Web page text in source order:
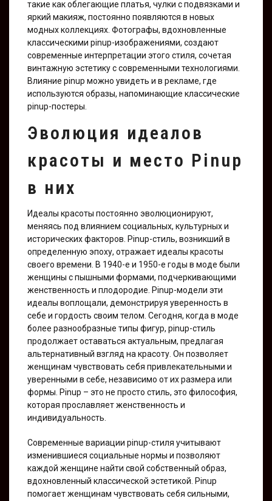
такие как облегающие платья, чулки с подвязками и
яркий макияж, постоянно появляются в новых
модных коллекциях. Фотографы, вдохновленные
классическими pinup-изображениями, создают
современные интерпретации этого стиля, сочетая
винтажную эстетику с современными технологиями.
Влияние pinup можно увидеть и в рекламе, где
используются образы, напоминающие классические
pinup-постеры.
Эволюция идеалов
красоты и место Pinup
в них
Идеалы красоты постоянно эволюционируют,
меняясь под влиянием социальных, культурных и
исторических факторов. Pinup-стиль, возникший в
определенную эпоху, отражает идеалы красоты
своего времени. В 1940-е и 1950-е годы в моде были
женщины с пышными формами, подчеркивающими
женственность и плодородие. Pinup-модели эти
идеалы воплощали, демонстрируя уверенность в
себе и гордость своим телом. Сегодня, когда в моде
более разнообразные типы фигур, pinup-стиль
продолжает оставаться актуальным, предлагая
альтернативный взгляд на красоту. Он позволяет
женщинам чувствовать себя привлекательными и
уверенными в себе, независимо от их размера или
формы. Pinup – это не просто стиль, это философия,
которая прославляет женственность и
индивидуальность.
Современные вариации pinup-стиля учитывают
изменившиеся социальные нормы и позволяют
каждой женщине найти свой собственный образ,
вдохновленный классической эстетикой. Pinup
помогает женщинам чувствовать себя сильными,